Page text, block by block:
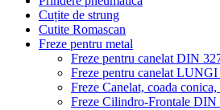
Cuțite de strung
Cutite Romascan
Freze pentru metal
Freze pentru canelat DIN
Freze pentru canelat
Freze Canelat, coada
Freze Cilindro-Frontale